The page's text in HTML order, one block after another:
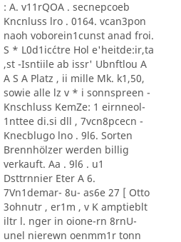
: A. v11rQOA . secnepcoeb
Kncnluss lro . 0164. vcan3pon
naoh voborein1cunst anad froi.
S * L0d1ic´ctre Hol e'heitde:ir,ta
,st -Isntiile ab issr' Ubnftlou A
A S A Platz , ii mille Mk. k1,50,
sowie alle lz v * i sonnspreen -
Knschluss KemZe: 1 eirnneol-
1nttee di.si dll , 7vcn8pcecn -
Knecblugo lno . 9l6. Sorten
Brennhölzer werden billig
verkauft. Aa . 9l6 . u1
Dsttrnnier Eter A 6.
7Vn1demar- 8u- as6e 27 [ Otto
3ohnutr , er1m , v K amptieblt
iltr l. nger in oione-rn 8rnU-
unel nierewn oenmm1r tonn